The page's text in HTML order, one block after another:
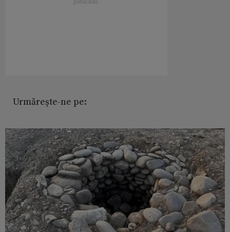
Urmărește-ne pe: